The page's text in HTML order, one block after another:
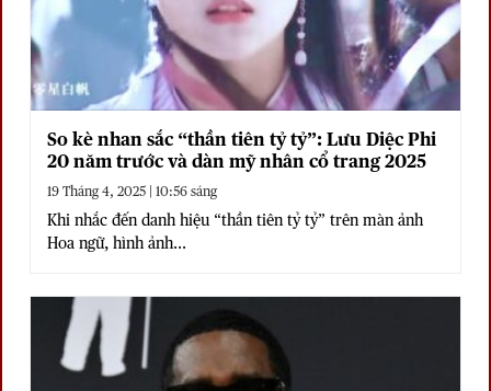
So kè nhan sắc “thần tiên tỷ tỷ”: Lưu Diệc Phi
20 năm trước và dàn mỹ nhân cổ trang 2025
19 Tháng 4, 2025 | 10:56 sáng
Khi nhắc đến danh hiệu “thần tiên tỷ tỷ” trên màn ảnh
Hoa ngữ, hình ảnh...